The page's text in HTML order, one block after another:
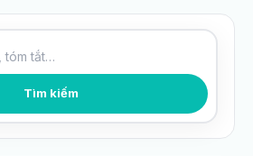
Tìm kiếm